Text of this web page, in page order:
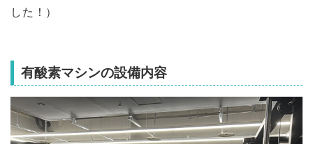
した！）
有酸素マシンの設備内容